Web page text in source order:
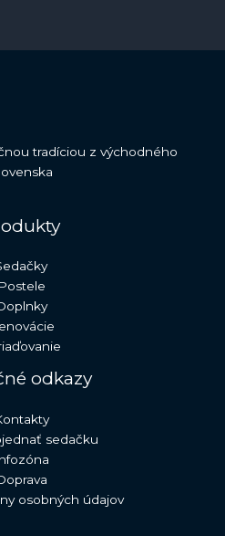
tradíciou z východného
Postele
odkazy
sedačku
osobných údajov